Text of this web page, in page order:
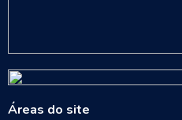
Áreas do site